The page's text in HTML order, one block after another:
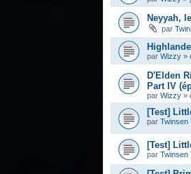
Neyyah,
par
par Wizzy »
D'Elden
Part IV
par Wizzy »
[Test]
par Twinsen
[Test]
par Twinsen